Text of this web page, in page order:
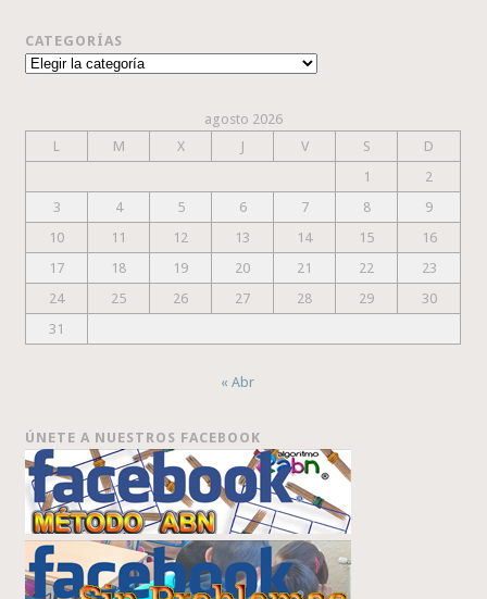
CATEGORÍAS
Categorías
agosto 2026
L
M X J V S
D
1
2
3
4 5 6 7 8
9
10
11 12 13 14 15
16
17
18 19 20 21 22
23
24
25 26 27 28 29
30
31
« Abr
ÚNETE A NUESTROS FACEBOOK